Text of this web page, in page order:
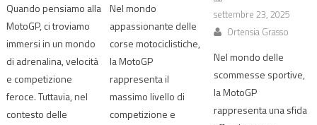
Quando pensiamo alla
MotoGP, ci troviamo
immersi in un mondo
di adrenalina, velocità
e competizione
feroce. Tuttavia, nel
contesto delle
Nel mondo
appassionante delle
corse motociclistiche,
la MotoGP
rappresenta il
massimo livello di
competizione e
settembre 23, 2025
Ortensia Grasso
Nel mondo delle
scommesse sportive,
la MotoGP
rappresenta una sfida